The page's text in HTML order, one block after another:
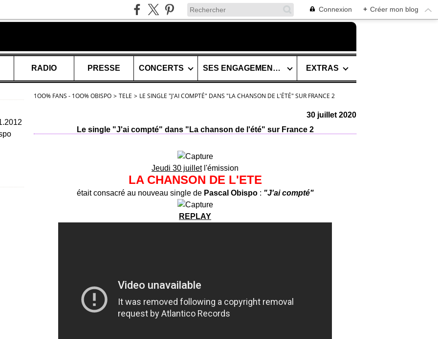
Connexion + Créer mon blog
RADIO PRESSE CONCERTS SES ENGAGEMENTS EXTRAS
1OO% FANS - 1OO% OBISPO > TELE > LE SINGLE "J'AI COMPTÉ" DANS "LA CHANSON DE L'ÉTÉ" SUR FRANCE 2
30 juillet 2020
Le single "J'ai compté" dans "La chanson de l'été" sur France 2
Jeudi 30 juilletl'émission
LA CHANSON DE L'ETE
était consacré au nouveau single de Pascal Obispo: "J'ai compté"
REPLAY